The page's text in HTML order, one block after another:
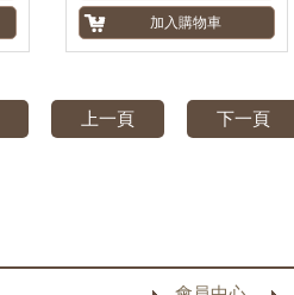
上一頁 下一頁